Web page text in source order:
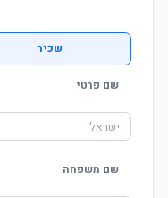
שכיר
שם פרטי
שם משפחה